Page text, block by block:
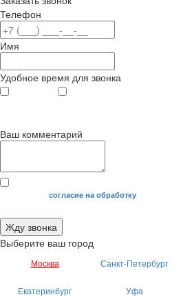
Телефон
Имя
Удобное время для звонка
Ваш комментарий
Я даю своесогласие на обработку
Жду звонка
Выберите ваш город
Москва Санкт-Петербург
Екатеринбург Уфа